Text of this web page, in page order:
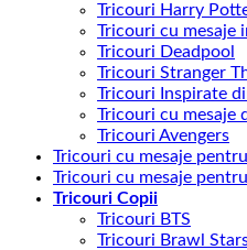
Tricouri Harry
Tricouri cu mesaje
Tricouri Deadpool
Tricouri Stranger
Tricouri Inspirate
Tricouri cu mesaje
Tricouri Avengers
Tricouri cu mesaje
Tricouri cu mesaje
Tricouri Copii
Tricouri BTS
Tricouri Brawl